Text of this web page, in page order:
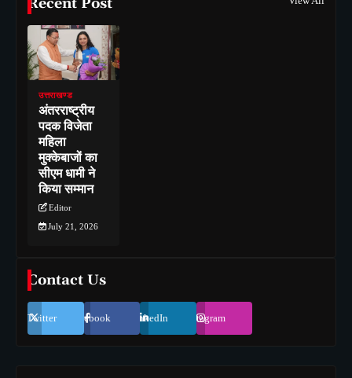
Recent Post
उत्तराखण्ड
अंतरराष्ट्रीय
पदक विजेता
महिला
मुक्केबाजों का
सीएम धामी ने
किया सम्मान
Editor
July 21, 2026
Contact Us
Twitter Facebook LinkedIn Instagram